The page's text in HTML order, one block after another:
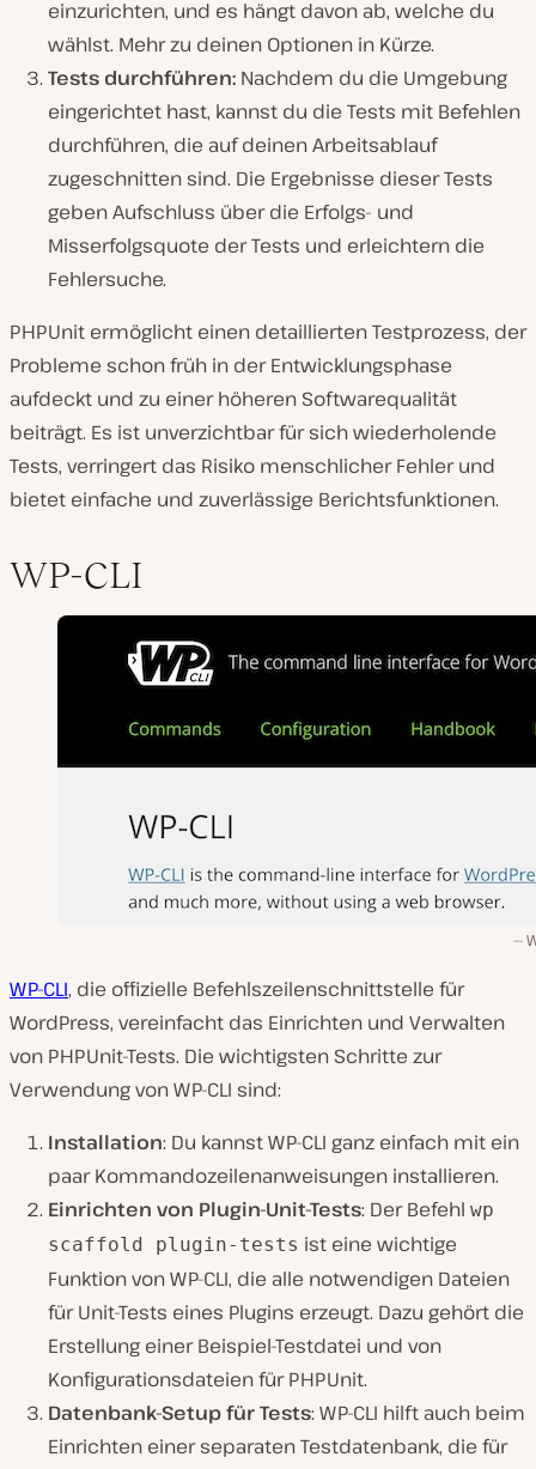
einzurichten, und es hängt davon ab, welche du
wählst. Mehr zu deinen Optionen in Kürze.
Tests durchführen: Nachdem du die Umgebung
eingerichtet hast, kannst du die Tests mit Befehlen
durchführen, die auf deinen Arbeitsablauf
zugeschnitten sind. Die Ergebnisse dieser Tests
geben Aufschluss über die Erfolgs- und
Misserfolgsquote der Tests und erleichtern die
Fehlersuche.
PHPUnit ermöglicht einen detaillierten Testprozess, der
Probleme schon früh in der Entwicklungsphase
aufdeckt und zu einer höheren Softwarequalität
beiträgt. Es ist unverzichtbar für sich wiederholende
Tests, verringert das Risiko menschlicher Fehler und
bietet einfache und zuverlässige Berichtsfunktionen.
WP-CLI
WP-CLI, die offizielle Befehlszeilenschnittstelle für
WordPress, vereinfacht das Einrichten und Verwalten
von PHPUnit-Tests. Die wichtigsten Schritte zur
Verwendung von WP-CLI sind:
Installation: Du kannst WP-CLI ganz einfach mit ein
paar Kommandozeilenanweisungen installieren.
Einrichten von Plugin-Unit-Tests: Der Befehl wp
scaffold plugin-tests ist eine wichtige
Funktion von WP-CLI, die alle notwendigen Dateien
für Unit-Tests eines Plugins erzeugt. Dazu gehört die
Erstellung einer Beispiel-Testdatei und von
Konfigurationsdateien für PHPUnit.
Datenbank-Setup für Tests: WP-CLI hilft auch beim
Einrichten einer separaten Testdatenbank, die für